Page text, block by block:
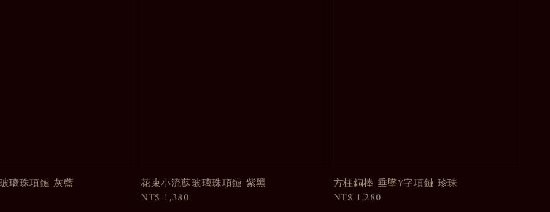
璃珠項鏈 灰藍
花束小流蘇玻璃珠項鏈 紫黑
Regular
NT$ 1,380
方柱銅棒 垂墜Y字項鏈 珍珠
Regular
NT$ 1,280